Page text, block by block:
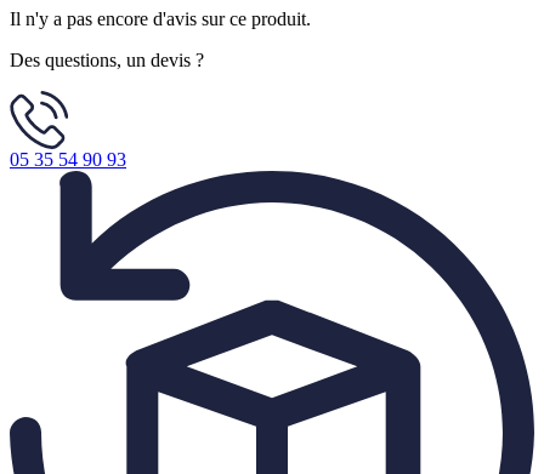
Il n'y a pas encore d'avis sur ce produit.
Des questions, un devis ?
05 35 54 90 93